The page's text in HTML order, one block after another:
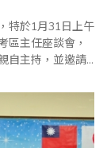
特於1月31日上午
區主任座談會，
自主持，並邀請
包括1年4次的